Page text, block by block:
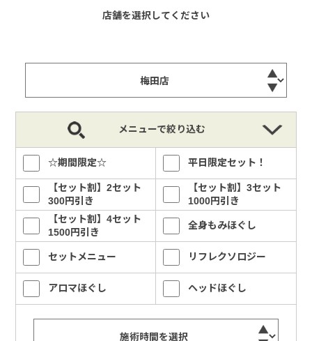
店舗を選択してください
メニューで絞り込む
☆期間限定☆ 平日限定セット！
【セット割】2セット
300円引き
【セット割】3セット
1000円引き
【セット割】4セット
1500円引き
全身もみほぐし
セットメニュー リフレクソロジー
アロマほぐし ヘッドほぐし